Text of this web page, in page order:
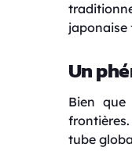
japonaise
Un
Bien
tube